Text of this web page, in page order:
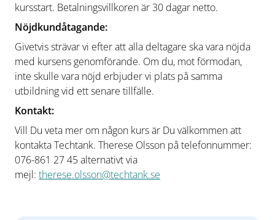
kursstart. Betalningsvillkoren är 30 dagar netto.
Nöjdkundåtagande:
Givetvis strävar vi efter att alla deltagare ska vara nöjda
med kursens genomförande. Om du, mot förmodan,
inte skulle vara nöjd erbjuder vi plats på samma
utbildning vid ett senare tillfälle.
Kontakt:
Vill Du veta mer om någon kurs är Du välkommen att
kontakta Techtank. Therese Olsson på telefonnummer:
076-861 27 45 alternativt via
mejl: therese.olsson@techtank.se